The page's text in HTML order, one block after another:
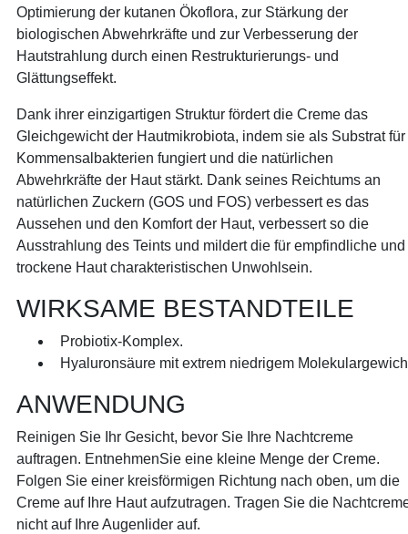
Optimierung der kutanen Ökoflora, zur Stärkung der
biologischen Abwehrkräfte und zur Verbesserung der
Hautstrahlung durch einen Restrukturierungs- und
Glättungseffekt.
Dank ihrer einzigartigen Struktur fördert die Creme das
Gleichgewicht der Hautmikrobiota, indem sie als Substrat für
Kommensalbakterien fungiert und die natürlichen
Abwehrkräfte der Haut stärkt. Dank seines Reichtums an
natürlichen Zuckern (GOS und FOS) verbessert es das
Aussehen und den Komfort der Haut, verbessert so die
Ausstrahlung des Teints und mildert die für empfindliche und
trockene Haut charakteristischen Unwohlsein.
WIRKSAME BESTANDTEILE
Probiotix-Komplex.
Hyaluronsäure mit extrem niedrigem
ANWENDUNG
Reinigen Sie Ihr Gesicht, bevor Sie Ihre Nachtcreme
auftragen. EntnehmenSie eine kleine Menge der Creme.
Folgen Sie einer kreisförmigen Richtung nach oben, um die
Creme auf Ihre Haut aufzutragen. Tragen Sie die
nicht auf Ihre Augenlider auf.